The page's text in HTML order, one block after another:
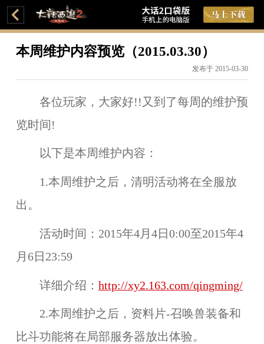
本周维护内容预览（2015.03.30）
发布于 2015-03-30
各位玩家，大家好!!又到了每周的维护预
览时间!
以下是本周维护内容：
1.本周维护之后， 清明活动将在全服放
出。
活动时间： 2015年4月4日0:00至2015年4
月6日23:59
详细介绍： http://xy2.163.com/qingming/
2.本周维护之后，资料片-召唤兽装备和
比斗功能将在局部服务器放出体验。